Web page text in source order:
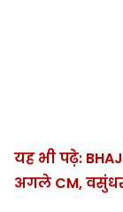
यह भी पढ़े:
अगले CM,